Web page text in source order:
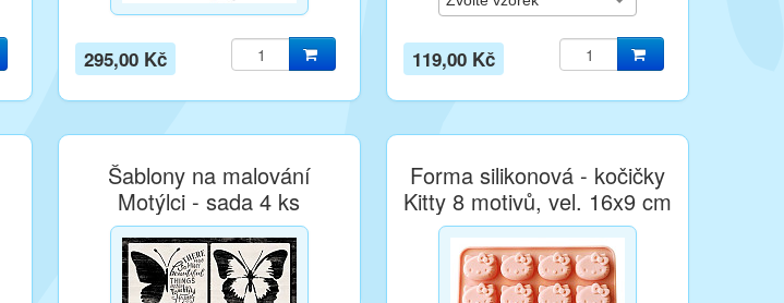
295,00 Kč 119,00 Kč
Šablony na malování
Motýlci - sada 4 ks
Forma silikonová - kočičky
Kitty 8 motivů, vel. 16x9 cm